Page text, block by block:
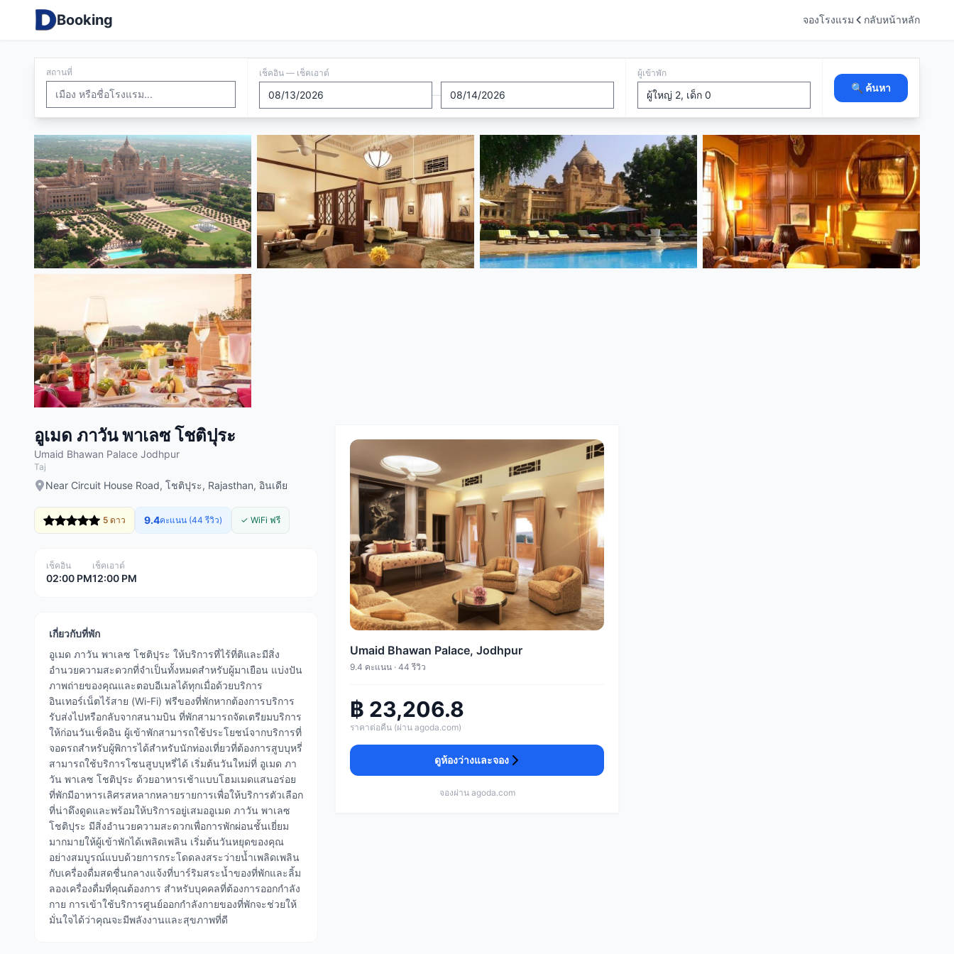
Booking จองโรงแรม กลับหน้าหลัก
สถานที่ เช็คอิน — เช็คเอาต์
—
ผู้เข้าพัก
🔍 ค้นหา
อูเมด ภาวัน พาเลซ โชติปุระ
Umaid Bhawan Palace Jodhpur
Taj
Near Circuit House Road, โชติปุระ, Rajasthan, อินเดีย
5 ดาว 9.4คะแนน (44 รีวิว) ✓ WiFi ฟรี
เช็คอิน
02:00 PM
เช็คเอาต์
12:00 PM
เกี่ยวกับที่พัก
อูเมด ภาวัน พาเลซ โชติปุระ ให้บริการที่ไร้ที่ติและมีสิ่ง
อำนวยความสะดวกที่จำเป็นทั้งหมดสำหรับผู้มาเยือน แบ่งปัน
ภาพถ่ายของคุณและตอบอีเมลได้ทุกเมื่อด้วยบริการ
อินเทอร์เน็ตไร้สาย (Wi-Fi) ฟรีของที่พักหากต้องการบริการ
รับส่งไปหรือกลับจากสนามบิน ที่พักสามารถจัดเตรียมบริการ
ให้ก่อนวันเช็คอิน ผู้เข้าพักสามารถใช้ประโยชน์จากบริการที่
จอดรถสำหรับผู้พิการได้สำหรับนักท่องเที่ยวที่ต้องการสูบบุหรี่
สามารถใช้บริการโซนสูบบุหรี่ได้ เริ่มต้นวันใหม่ที่ อูเมด ภา
วัน พาเลซ โชติปุระ ด้วยอาหารเช้าแบบโฮมเมดแสนอร่อย
ที่พักมีอาหารเลิศรสหลากหลายรายการเพื่อให้บริการตัวเลือก
ที่น่าดึงดูดและพร้อมให้บริการอยู่เสมออูเมด ภาวัน พาเลซ
โชติปุระ มีสิ่งอำนวยความสะดวกเพื่อการพักผ่อนชั้นเยี่ยม
มากมายให้ผู้เข้าพักได้เพลิดเพลิน เริ่มต้นวันหยุดของคุณ
อย่างสมบูรณ์แบบด้วยการกระโดดลงสระว่ายน้ำเพลิดเพลิน
กับเครื่องดื่มสดชื่นกลางแจ้งที่บาร์ริมสระน้ำของที่พักและลิ้ม
ลองเครื่องดื่มที่คุณต้องการ สำหรับบุคคลที่ต้องการออกกำลัง
กาย การเข้าใช้บริการศูนย์ออกกำลังกายของที่พักจะช่วยให้
มั่นใจได้ว่าคุณจะมีพลังงานและสุขภาพที่ดี
Umaid Bhawan Palace, Jodhpur
9.4 คะแนน · 44 รีวิว
฿ 23,206.8
ราคาต่อคืน (ผ่าน agoda.com)
ดูห้องว่างและจอง
จองผ่าน agoda.com